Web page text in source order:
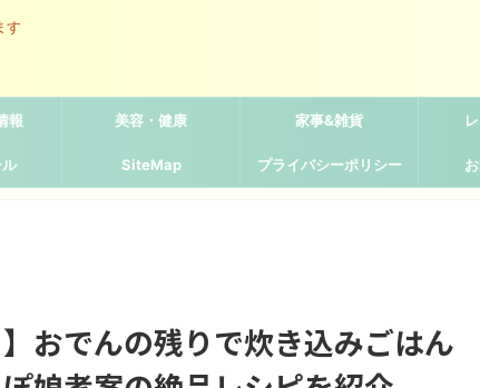
す
報 美容・健康 家事&雑貨
SiteMap プライバシーポリシー
】おでんの残りで炊き込みごはん